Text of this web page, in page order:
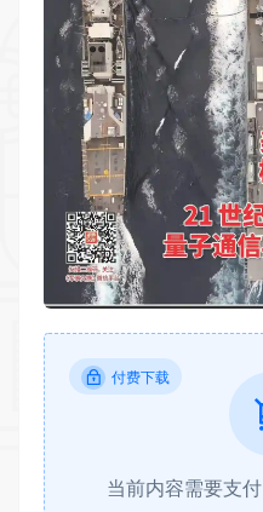
付费下载
当前内容需要支付